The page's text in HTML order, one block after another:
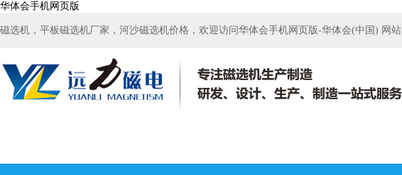
华体会手机网页版
磁选机，平板磁选机厂家，河沙磁选机价格，欢迎访问华体会手机网页版-华体会(中国) 网站